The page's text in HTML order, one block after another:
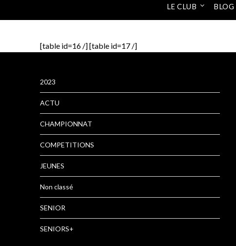
LE CLUB BLOG
[table id=16 /] [table id=17 /]
2023
ACTU
CHAMPIONNAT
COMPETITIONS
JEUNES
Non classé
SENIOR
SENIORS+